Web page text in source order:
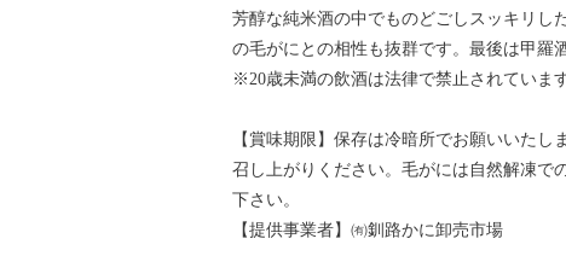
芳醇な純米酒の中でものどごしスッキリし
の毛がにとの相性も抜群です。最後は甲羅
※20歳未満の飲酒は法律で禁止されています
【賞味期限】保存は冷暗所でお願いいた
召し上がりください。毛がには自然解凍で
下さい。
【提供事業者】㈲釧路かに卸売市場